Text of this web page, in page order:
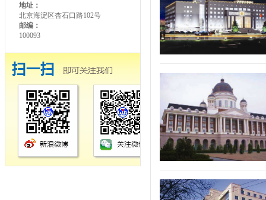
地址：
北京海淀区杏石口路102号
邮编：
100093